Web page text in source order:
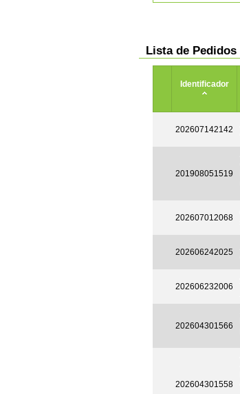
Lista de Pedidos
Identificador
202607142142
201908051519
202607012068
202606242025
202606232006
202604301566
202604301558